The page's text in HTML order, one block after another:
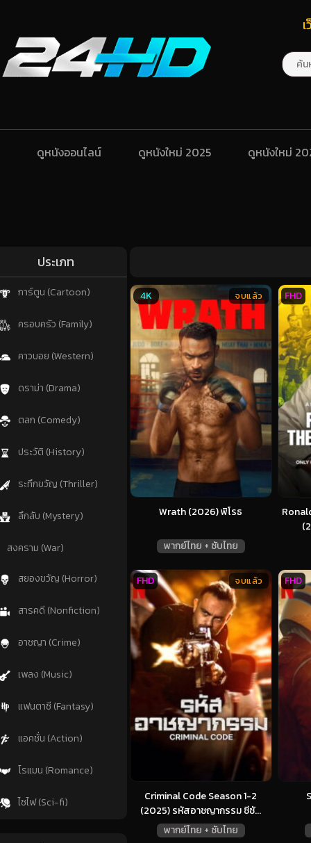
ดูหนังออนไลน์ ดูหนังใหม่ 2025 ดูหนังใหม่
ประเภท
การ์ตูน (Cartoon)
ครอบครัว (Family)
คาวบอย (Western)
ดราม่า (Drama)
ตลก (Comedy)
ประวัติ (History)
ระทึกขวัญ (Thriller)
ลึกลับ (Mystery)
สงคราม (War)
สยองขวัญ (Horror)
สารคดี (Nonfiction)
อาชญา (Crime)
เพลง (Music)
แฟนตาซี (Fantasy)
แอคชั่น (Action)
โรแมน (Romance)
ไซไฟ (Sci-fi)
Wrath (2026) พิโรธ
พากย์ไทย + ซับไทย
จบแล้ว
4K FHD
Criminal Code Season 1-2
(2025) รหัสอาชญากรรม ซีซั...
พากย์ไทย + ซับไทย
จบแล้ว
FHD FHD